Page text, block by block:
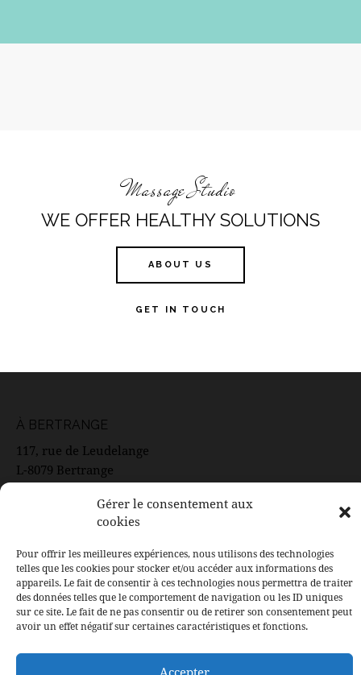
Gérer le consentement aux
cookies
Pour offrir les meilleures expériences, nous utilisons des technologies
telles que les cookies pour stocker et/ou accéder aux informations des
appareils. Le fait de consentir à ces technologies nous permettra de traiter
des données telles que le comportement de navigation ou les ID uniques
sur ce site. Le fait de ne pas consentir ou de retirer son consentement peut
avoir un effet négatif sur certaines caractéristiques et fonctions.
Accepter
Massage Studio
WE OFFER HEALTHY SOLUTIONS
ABOUT US
GET IN TOUCH
À BERTRANGE
117, rue de Leudelange
L-8079 Bertrange
SUIVEZ LE SALON
Facebook
Instagram